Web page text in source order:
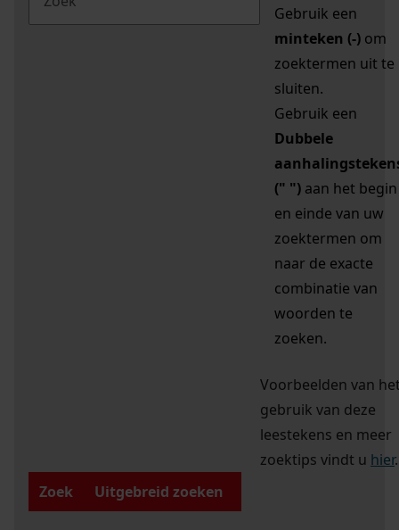
Gebruik een
minteken (-) om
zoektermen uit te
sluiten.
Gebruik een
Dubbele
(" ") aan het begin
en einde van uw
zoektermen om
naar de exacte
combinatie van
woorden te
zoeken.
Voorbeelden van
gebruik van deze
leestekens en meer
zoektips vindt u hier.
Zoek
Uitgebreid zoeken